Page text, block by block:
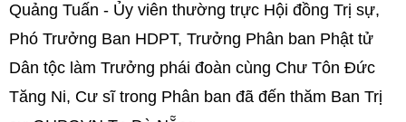
Quảng Tuấn - Ủy viên thường trực Hội đồng Trị sự,
Phó Trưởng Ban HDPT, Trưởng Phân ban Phật tử
Dân tộc làm Trưởng phái đoàn cùng Chư Tôn Đức
Tăng Ni, Cư sĩ trong Phân ban đã đến thăm Ban Trị